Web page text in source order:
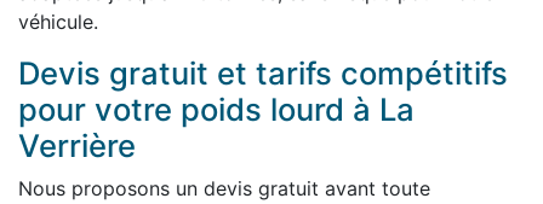
véhicule.
Devis gratuit et tarifs compétitifs
pour votre poids lourd à La
Verrière
Nous proposons un devis gratuit avant toute